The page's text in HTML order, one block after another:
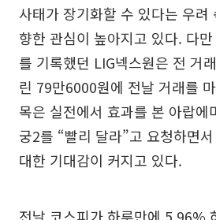
사태가 장기화할 수 있다는 우려
향한 관심이 높아지고 있다. 다
를 기록했던 LIG넥스원은 전 거
린 79만6000원에 전날 거래를
목은 실전에서 효과를 본 아랍에
궁2를 “빨리 달라”고 요청하면
대한 기대감이 커지고 있다.